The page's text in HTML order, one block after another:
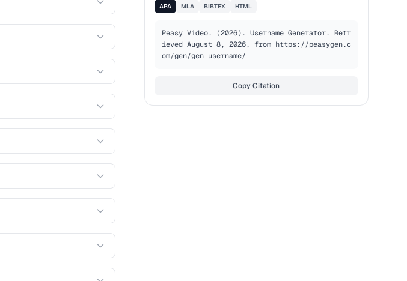
APA MLA BIBTEX HTML
Peasy Video. (2026). Username Generator. Retr
ieved August 8, 2026, from https://peasygen.c
om/gen/gen-username/
Copy Citation